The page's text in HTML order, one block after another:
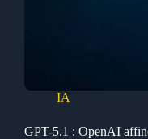
IA
GPT-5.1 : OpenAI